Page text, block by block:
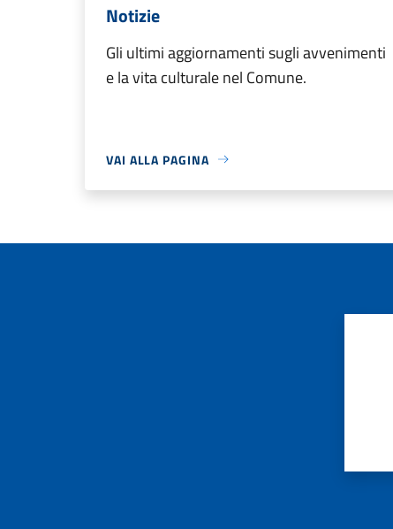
Notizie
Gli ultimi aggiornamenti sugli avvenimenti
e la vita culturale nel Comune.
VAI ALLA PAGINA